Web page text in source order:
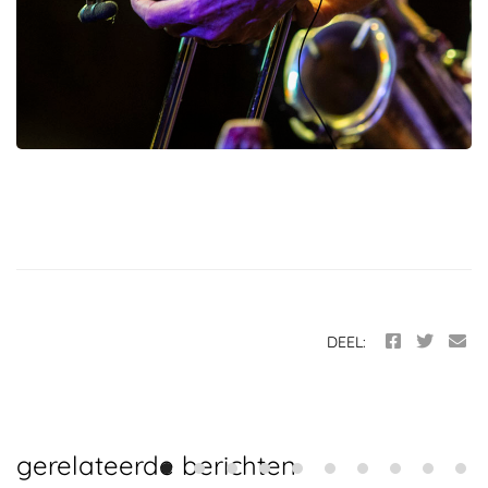
ANDERSON - BENNINK -
GLERUM - VAN KEMENADE
DEEL:
gerelateerde berichten